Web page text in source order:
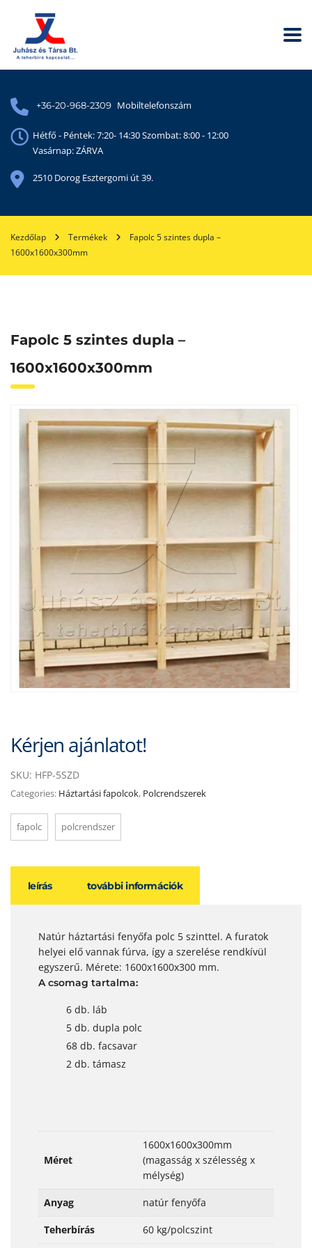
+36-20-968-2309 Mobiltelefonszám
Hétfő - Péntek: 7:20- 14:30 Szombat: 8:00 - 12:00
Vasárnap: ZÁRVA
2510 Dorog Esztergomi út 39.
Kezdőlap Termékek
Fapolc 5 szintes dupla –
1600x1600x300mm
Fapolc 5 szintes dupla –
1600x1600x300mm
Kérjen ajánlatot!
SKU: HFP-5SZD
Categories: Háztartási fapolcok, Polcrendszerek
fapolc polcrendszer
leírás további információk
Natúr háztartási fenyőfa polc 5 szinttel. A furatok
helyei elő vannak fúrva, így a szerelése rendkívül
egyszerű. Mérete: 1600x1600x300 mm.
A csomag tartalma:
6 db. láb
5 db. dupla polc
68 db. facsavar
2 db. támasz
Méret
1600x1600x300mm
(magasság x szélesség x
mélység)
Anyag natúr fenyőfa
Teherbírás 60 kg/polcszint